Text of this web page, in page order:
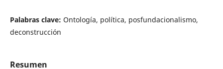
Palabras clave: Ontología, política, posfundacionalismo,
deconstrucción
Resumen